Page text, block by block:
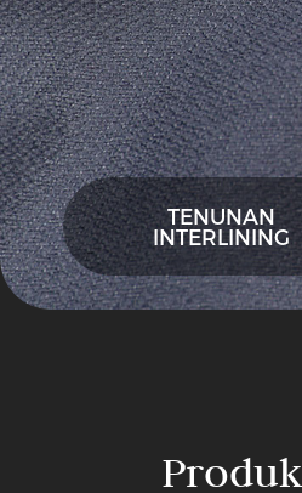
TENUNAN
INTERLINING
Produk
Double-